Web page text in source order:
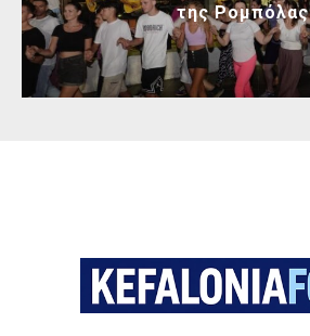
της Ρομπόλας